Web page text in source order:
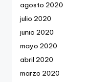
agosto 2020
julio 2020
junio 2020
mayo 2020
abril 2020
marzo 2020